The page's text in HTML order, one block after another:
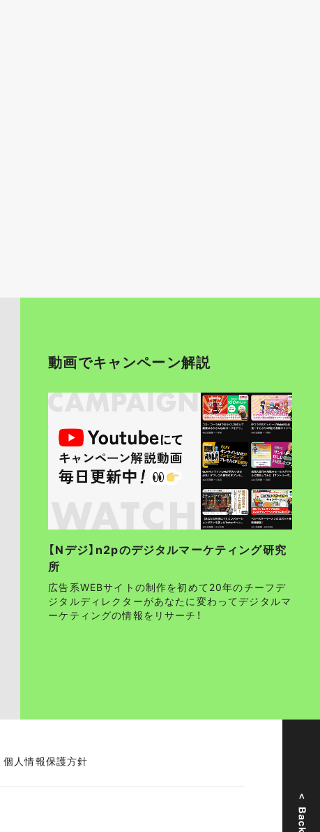
動画でキャンペーン解説
【Nデジ】n2pのデジタルマーケティング研究
所
広告系WEBサイトの制作を初めて20年のチーフデ
ジタルディレクターがあなたに変わってデジタルマ
ーケティングの情報をリサーチ！
個人情報保護方針